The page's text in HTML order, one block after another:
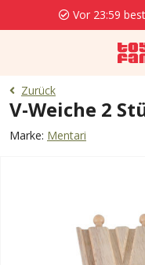
Vor 23:59
Zurück
V-Weiche 2
Marke: Mentari